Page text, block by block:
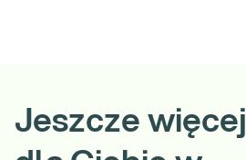
Jeszcze więcej